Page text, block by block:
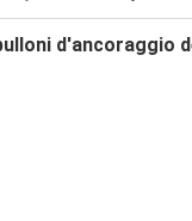
d'ancoraggio